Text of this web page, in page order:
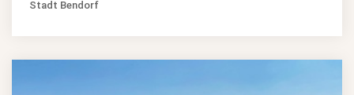
Stadt Bendorf